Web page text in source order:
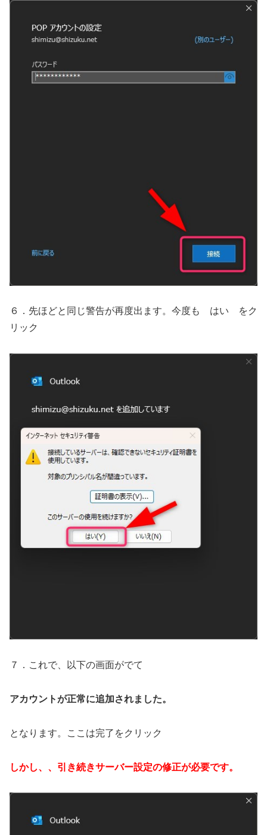
６．先ほどと同じ警告が再度出ます。今度も はい をク
リック
７．これで、以下の画面がでて
アカウントが正常に追加されました。
となります。ここは完了をクリック
しかし、、引き続きサーバー設定の修正が必要です。